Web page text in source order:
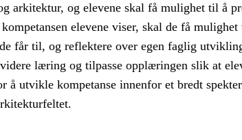
arkitektur, og elevene skal få mulighet til å
elevene viser, skal de få
får til, og reflektere over egen faglig
læring og tilpasse opplæringen slik at
å utvikle kompetanse innenfor et bredt